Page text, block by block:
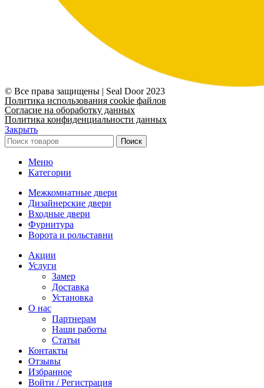
© Все права защищены | Seal Door 2023
Политика использования cookie файлов
Согласие на обоработку данных
Политика конфиденциальности данных
Закрыть
Поиск
Меню
Категории
Межкомнатные двери
Дизайнерские двери
Входные двери
Фурнитура
Ворота и рольставни
Акции
Услуги
Замер
Доставка
Установка
О нас
Партнерам
Наши работы
Статьи
Контакты
Отзывы
Избранное
Войти / Регистрация